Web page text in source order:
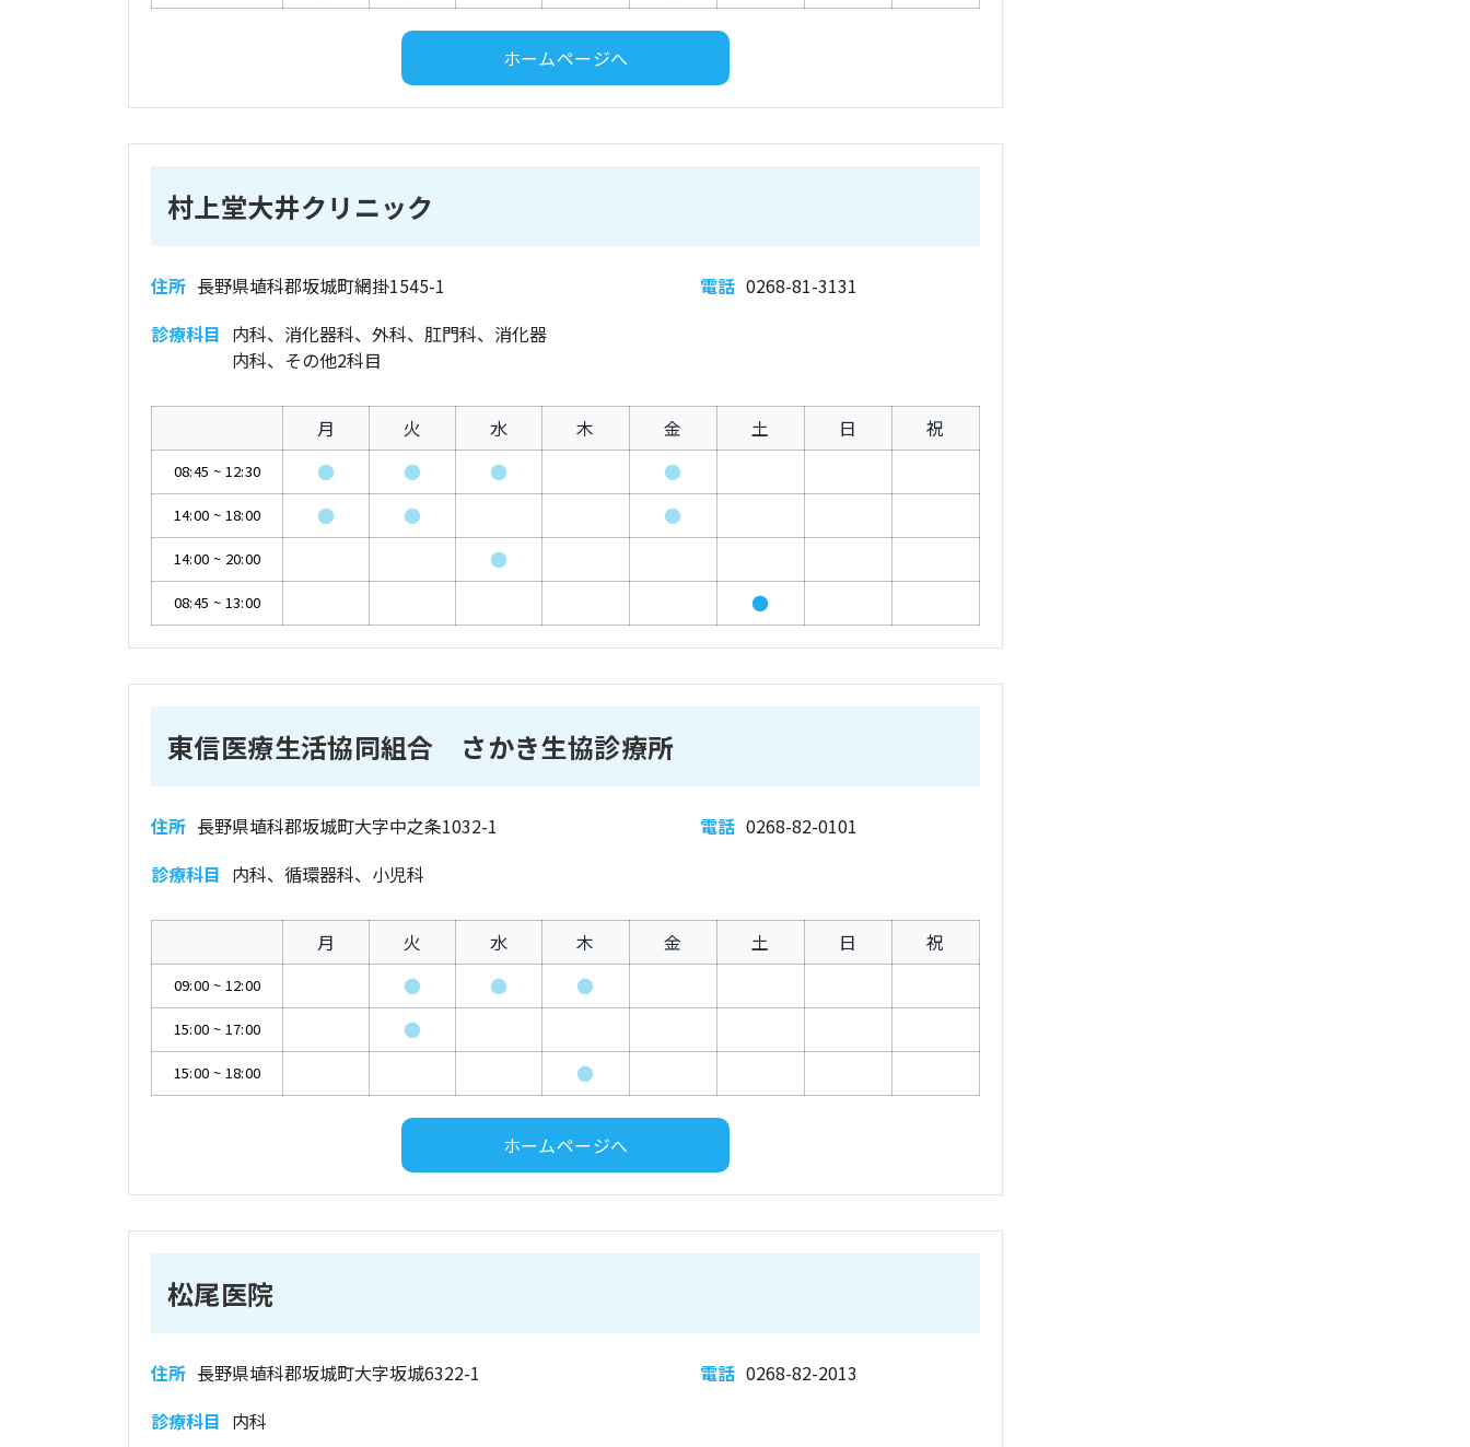
ホームページへ
村上堂大井クリニック
住所 長野県埴科郡坂城町網掛1545-1 電話 0268-81-3131
診療科目 内科、消化器科、外科、肛門科、消化器
内科、その他2科目
月 火 水 木 金 土 日 祝
08:45 ~ 12:30 ● ● ● ●
14:00 ~ 18:00 ● ● ●
14:00 ~ 20:00 ●
08:45 ~ 13:00 ●
東信医療生活協同組合 さかき生協診療所
住所 長野県埴科郡坂城町大字中之条1032-1 電話 0268-82-0101
診療科目 内科、循環器科、小児科
月 火 水 木 金 土 日 祝
09:00 ~ 12:00 ● ● ●
15:00 ~ 17:00 ●
15:00 ~ 18:00 ●
ホームページへ
松尾医院
住所 長野県埴科郡坂城町大字坂城6322-1 電話 0268-82-2013
診療科目 内科